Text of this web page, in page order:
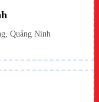
Quảng Ninh